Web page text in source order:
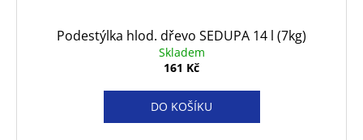
Podestýlka hlod. dřevo SEDUPA 14 l (7kg)
Skladem
161 Kč
DO KOŠÍKU